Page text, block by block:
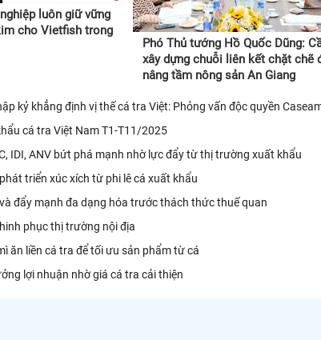
luôn giữ vững
cho Vietfish trong
Phó Thủ tướng Hồ Quốc Dũng:
xây dựng chuỗi liên kết chặt chẽ
nâng tầm nông sản An Giang
kỷ khẳng định vị thế cá tra Việt: Phỏng vấn độc quyền
cá tra Việt Nam T1-T11/2025
IDI, ANV bứt phá mạnh nhờ lực đẩy từ thị trường xuất khẩu
triển xúc xích từ phi lê cá xuất khẩu
đẩy mạnh đa dạng hóa trước thách thức thuế quan
phục thị trường nội địa
ăn liền cá tra để tối ưu sản phẩm từ cá
lợi nhuận nhờ giá cá tra cải thiện